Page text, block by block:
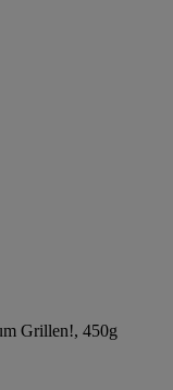
Grillen!, 450g